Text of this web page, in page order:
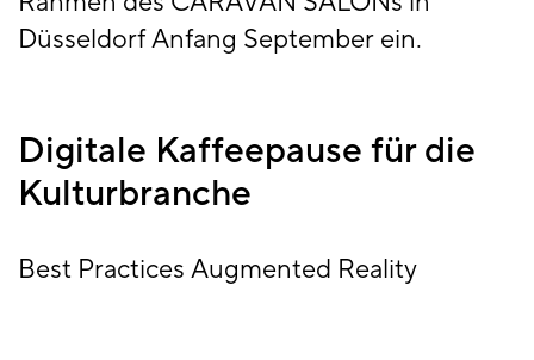
Düsseldorf Anfang September ein.
Digitale Kaffeepause für die
Kulturbranche
Best Practices Augmented Reality